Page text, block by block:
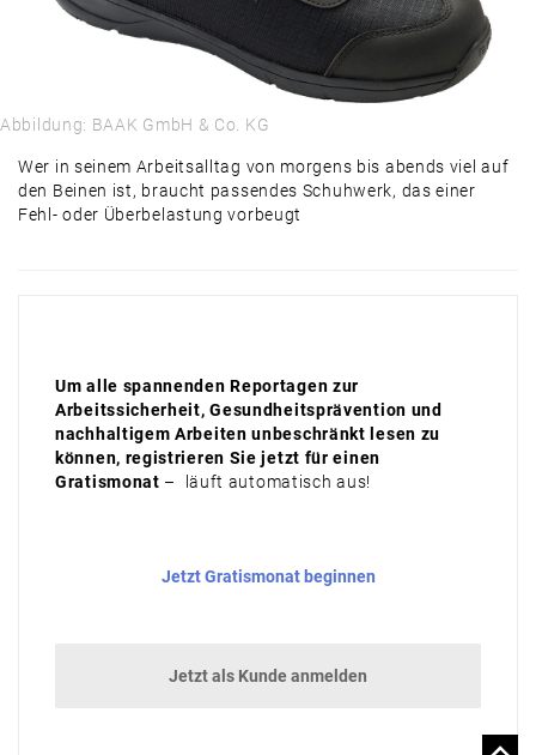
Abbildung: BAAK GmbH & Co. KG
Wer in seinem Arbeitsalltag von morgens bis abends viel auf
den Beinen ist, braucht passendes Schuhwerk, das einer
Fehl- oder Überbelastung vorbeugt
Um alle spannenden Reportagen zur
Arbeitssicherheit, Gesundheitsprävention und
nachhaltigem Arbeiten unbeschränkt lesen zu
können, registrieren Sie jetzt für einen
Gratismonat – läuft automatisch aus!
Jetzt Gratismonat beginnen
Jetzt als Kunde anmelden